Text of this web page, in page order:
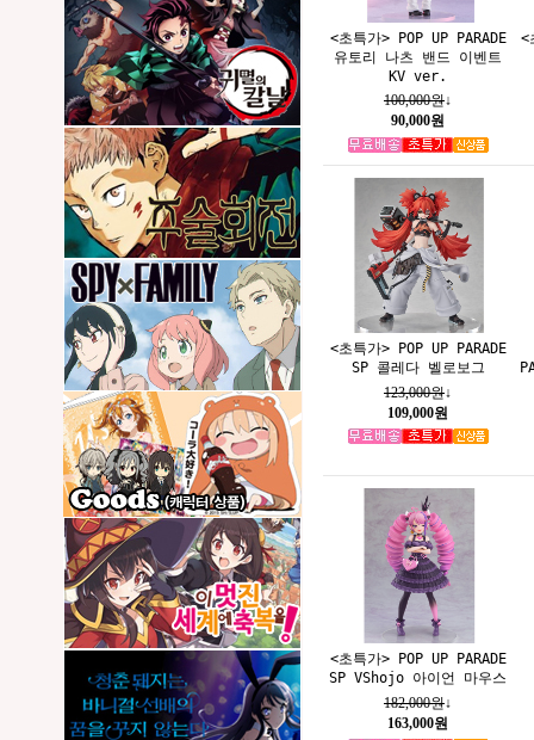
<초특가> POP UP PARADE
유토리 나츠 밴드 이벤트
KV ver.
100,000원↓
90,000원
<
<초특가> POP UP PARADE
SP 콜레다 벨로보그
123,000원↓
109,000원
<초특가> POP UP PARADE
SP VShojo 아이언 마우스
182,000원↓
163,000원